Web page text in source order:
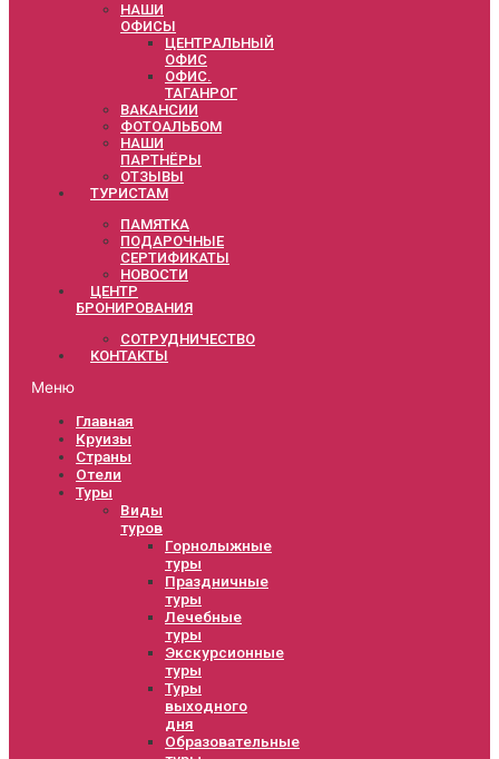
НАШИ
ОФИСЫ
ЦЕНТРАЛЬНЫЙ
ОФИС
ОФИС.
ТАГАНРОГ
ВАКАНСИИ
ФОТОАЛЬБОМ
НАШИ
ПАРТНЁРЫ
ОТЗЫВЫ
ТУРИСТАМ
ПАМЯТКА
ПОДАРОЧНЫЕ
СЕРТИФИКАТЫ
НОВОСТИ
ЦЕНТР
БРОНИРОВАНИЯ
СОТРУДНИЧЕСТВО
КОНТАКТЫ
Меню
Главная
Круизы
Страны
Отели
Туры
Виды
туров
Горнолыжные
туры
Праздничные
туры
Лечебные
туры
Экскурсионные
туры
Туры
выходного
дня
Образовательные